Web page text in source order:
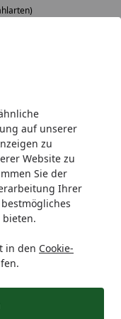
auf unserer
zu
Website zu
Sie der
Ihrer
in den Cookie-
Maschendraht
22 mm